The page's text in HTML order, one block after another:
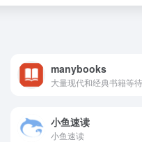
manybooks
小鱼速读
小鱼速读